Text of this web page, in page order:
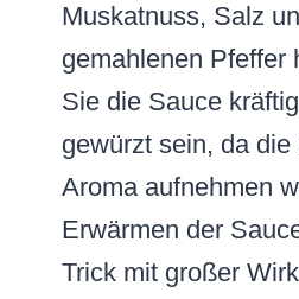
Muskatnuss, Salz
gemahlenen Pfeffer
Sie die Sauce
gewürzt sein, da die
Aroma aufnehmen
Erwärmen der
Trick mit großer